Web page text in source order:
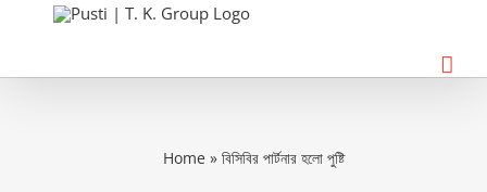
content
Home »বিসিবির পার্টনার হলো পুষ্টি